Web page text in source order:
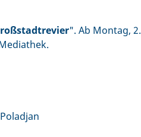
". Ab Montag, 2.